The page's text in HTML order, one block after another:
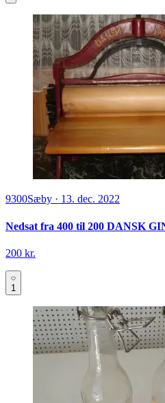
9300Sæby · 13. dec. 2022
Nedsat fra 400 til 200 DANSK
200 kr.
1